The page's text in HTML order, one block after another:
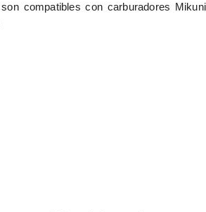
compatibles con carburadores Mikuni